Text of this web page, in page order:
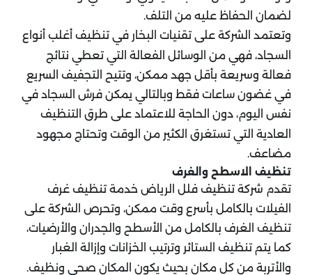
لضمان الحفاظ عليه من التلف.
وتعتمد الشركة على تقنيات البخار في تنظيف أغلب أنواع
السجاد، فهي من الوسائل الفعالة التي تعطي نتائج
فعالة وسريعة بأقل جهد ممكن، وتتيح التجفيف السريع
في غضون ساعات فقط وبالتالي يمكن فرش السجاد في
نفس اليوم، دون الحاجة للاعتماد على طرق التنظيف
العادية التي تستغرق الكثير من الوقت وتحتاج مجهود
مضاعف.
تنظيف الاسطح والغرف
تقدم شركة تنظيف فلل الرياض خدمة تنظيف غرف
الفيلات بالكامل بأسرع وقت ممكن، وتحرص الشركة على
تنظيف الغرف بالكامل من الأسطح والجدران والأرضيات،
كما يتم تنظيف الستائر وترتيب الخزانات وإزالة الغبار
والأتربة من كل مكان بحيث يكون المكان صحي ونظيف.